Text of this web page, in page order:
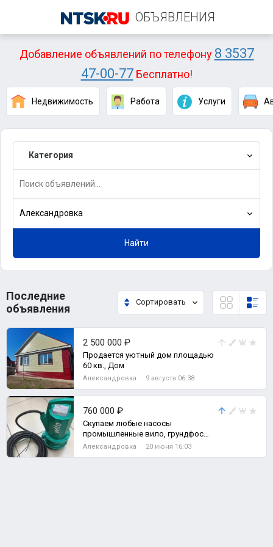
ОБЪЯВЛЕНИЯ
Добавление объявлений по телефону 8 3537
47-00-77Бесплатно!
Недвижимость Работа Услуги
Категория
Александровка
Найти
Последние
объявления
Сортировать
2 500 000 ₽
Продается уютный дом площадью
60 кв., Дом
Александровка 9 августа 06:38
760 000 ₽
Скупаем любые насосы
промышленные вило, грундфос
8961-144-78-85 Промышленные
Александровка 20 июня 16:03